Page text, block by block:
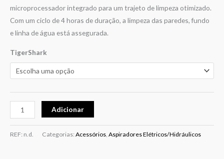
microprocessador integrado para um trajeto de limpeza otimizado.
Com um ciclo de 4 horas de duração, a limpeza das paredes, fundo
e linha de água está assegurada.
TigerShark
Adicionar
REF: n.d. Categorias: Acessórios Aspiradores Elétricos/Hidráulicos